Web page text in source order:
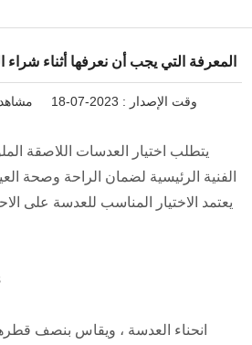
المعرفة التي يجب أن نعرفها أثناء شراء
وقت الإصدار : 2023-07-18
يتطلب اختيار العدسات اللاصقة
الفنية الرئيسية لضمان الراحة وصحة
يعتمد الاختيار المناسب للعدسة على